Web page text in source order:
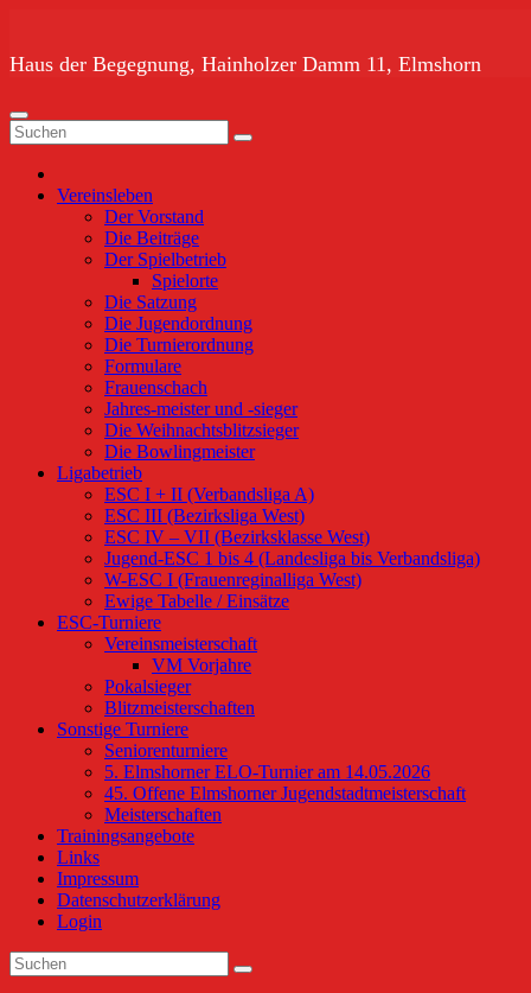
springen
Haus der Begegnung, Hainholzer Damm 11, Elmshorn
Vereinsleben
Der Vorstand
Die Beiträge
Der Spielbetrieb
Spielorte
Die Satzung
Die Jugendordnung
Die Turnierordnung
Formulare
Frauenschach
Jahres-meister und -sieger
Die Weihnachtsblitzsieger
Die Bowlingmeister
Ligabetrieb
ESC I + II (Verbandsliga A)
ESC III (Bezirksliga West)
ESC IV – VII (Bezirksklasse West)
Jugend-ESC 1 bis 4 (Landesliga bis Verbandsliga)
W-ESC I (Frauenreginalliga West)
Ewige Tabelle / Einsätze
ESC-Turniere
Vereinsmeisterschaft
VM Vorjahre
Pokalsieger
Blitzmeisterschaften
Sonstige Turniere
Seniorenturniere
5. Elmshorner ELO-Turnier am 14.05.2026
45. Offene Elmshorner Jugendstadtmeisterschaft
Meisterschaften
Trainingsangebote
Links
Impressum
Datenschutzerklärung
Login